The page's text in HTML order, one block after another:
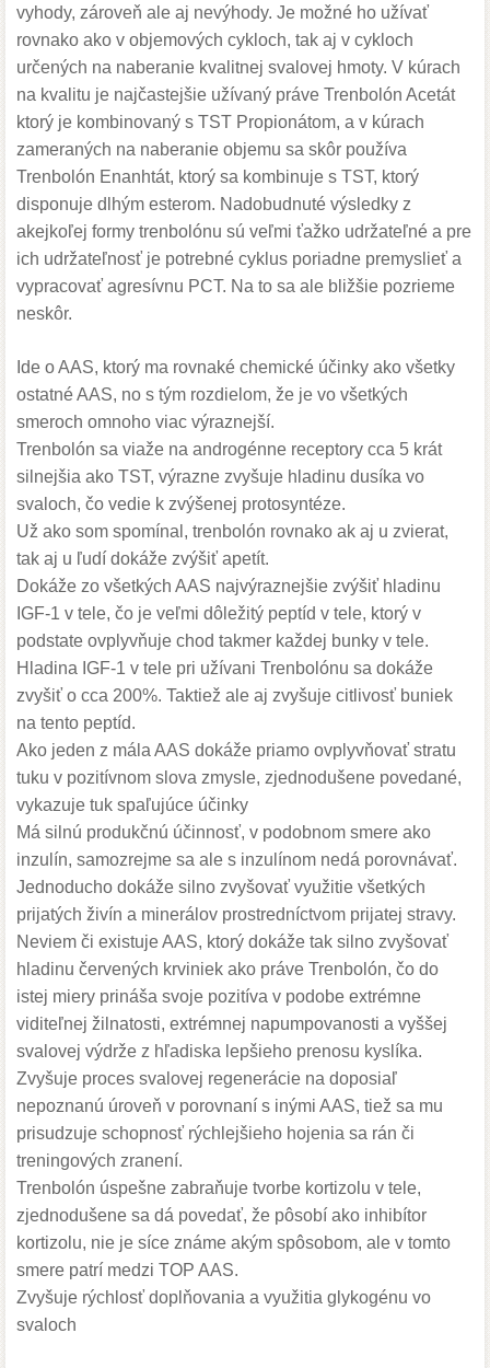
vyhody, zároveň ale aj nevýhody. Je možné ho užívať
rovnako ako v objemových cykloch, tak aj v cykloch
určených na naberanie kvalitnej svalovej hmoty. V kúrach
na kvalitu je najčastejšie užívaný práve Trenbolón Acetát
ktorý je kombinovaný s TST Propionátom, a v kúrach
zameraných na naberanie objemu sa skôr používa
Trenbolón Enanhtát, ktorý sa kombinuje s TST, ktorý
disponuje dlhým esterom. Nadobudnuté výsledky z
akejkoľej formy trenbolónu sú veľmi ťažko udržateľné a pre
ich udržateľnosť je potrebné cyklus poriadne premyslieť a
vypracovať agresívnu PCT. Na to sa ale bližšie pozrieme
neskôr.
Ide o AAS, ktorý ma rovnaké chemické účinky ako všetky
ostatné AAS, no s tým rozdielom, že je vo všetkých
smeroch omnoho viac výraznejší.
Trenbolón sa viaže na androgénne receptory cca 5 krát
silnejšia ako TST, výrazne zvyšuje hladinu dusíka vo
svaloch, čo vedie k zvýšenej protosyntéze.
Už ako som spomínal, trenbolón rovnako ak aj u zvierat,
tak aj u ľudí dokáže zvýšiť apetít.
Dokáže zo všetkých AAS najvýraznejšie zvýšiť hladinu
IGF-1 v tele, čo je veľmi dôležitý peptíd v tele, ktorý v
podstate ovplyvňuje chod takmer každej bunky v tele.
Hladina IGF-1 v tele pri užívani Trenbolónu sa dokáže
zvyšiť o cca 200%. Taktiež ale aj zvyšuje citlivosť buniek
na tento peptíd.
Ako jeden z mála AAS dokáže priamo ovplyvňovať stratu
tuku v pozitívnom slova zmysle, zjednodušene povedané,
vykazuje tuk spaľujúce účinky
Má silnú produkčnú účinnosť, v podobnom smere ako
inzulín, samozrejme sa ale s inzulínom nedá porovnávať.
Jednoducho dokáže silno zvyšovať využitie všetkých
prijatých živín a minerálov prostredníctvom prijatej stravy.
Neviem či existuje AAS, ktorý dokáže tak silno zvyšovať
hladinu červených krviniek ako práve Trenbolón, čo do
istej miery prináša svoje pozitíva v podobe extrémne
viditeľnej žilnatosti, extrémnej napumpovanosti a vyššej
svalovej výdrže z hľadiska lepšieho prenosu kyslíka.
Zvyšuje proces svalovej regenerácie na doposiaľ
nepoznanú úroveň v porovnaní s inými AAS, tiež sa mu
prisudzuje schopnosť rýchlejšieho hojenia sa rán či
treningových zranení.
Trenbolón úspešne zabraňuje tvorbe kortizolu v tele,
zjednodušene sa dá povedať, že pôsobí ako inhibítor
kortizolu, nie je síce známe akým spôsobom, ale v tomto
smere patrí medzi TOP AAS.
Zvyšuje rýchlosť doplňovania a využitia glykogénu vo
svaloch